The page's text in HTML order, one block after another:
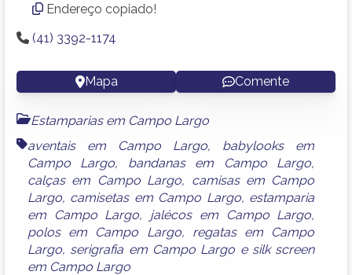
Endereço copiado!
(41) 3392-1174
Mapa Comente
Estamparias em Campo Largo
aventais em Campo Largo, babylooks em
Campo Largo, bandanas em Campo Largo,
calças em Campo Largo, camisas em Campo
Largo, camisetas em Campo Largo, estamparia
em Campo Largo, jalécos em Campo Largo,
polos em Campo Largo, regatas em Campo
Largo, serigrafia em Campo Largo e silk screen
em Campo Largo